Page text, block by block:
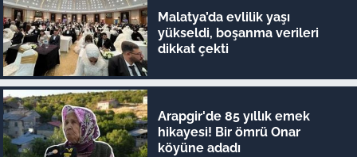
Malatya’da evlilik yaşı
yükseldi, boşanma verileri
dikkat çekti
Arapgir'de 85 yıllık emek
hikayesi! Bir ömrü Onar
köyüne adadı